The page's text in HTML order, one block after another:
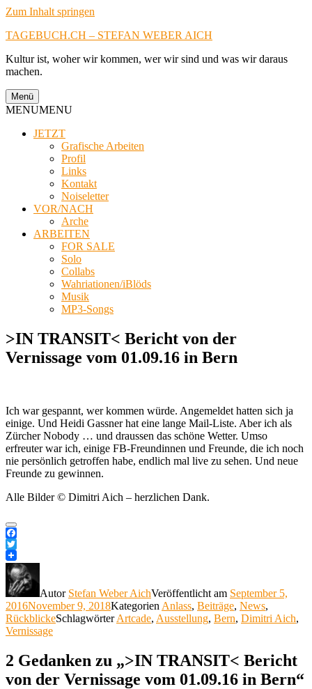
Zum Inhalt springen
TAGEBUCH.CH – STEFAN WEBER AICH
Kultur ist, woher wir kommen, wer wir sind und was wir daraus
machen.
Menü
MENUMENU
JETZT
Grafische Arbeiten
Profil
Links
Kontakt
Noiseletter
VOR/NACH
Arche
ARBEITEN
FOR SALE
Solo
Collabs
Wahriationen/iBlöds
Musik
MP3-Songs
>IN TRANSIT< Bericht von der
Vernissage vom 01.09.16 in Bern
Ich war gespannt, wer kommen würde. Angemeldet hatten sich ja
einige. Und Heidi Gassner hat eine lange Mail-Liste. Aber ich als
Zürcher Nobody … und draussen das schöne Wetter. Umso
erfreuter war ich, einige FB-Freundinnen und Freunde, die ich noch
nie persönlich getroffen habe, endlich mal live zu sehen. Und neue
Freunde zu gewinnen.
Alle Bilder © Dimitri Aich – herzlichen Dank.
Facebook
Twitter
Autor Stefan Weber AichVeröffentlicht am September 5,
2016November 9, 2018Kategorien Anlass, Beiträge, News,
RückblickeSchlagwörterArtcade, Ausstellung, Bern, Dimitri Aich,
Vernissage
2 Gedanken zu „>IN TRANSIT< Bericht
von der Vernissage vom 01.09.16 in Bern“